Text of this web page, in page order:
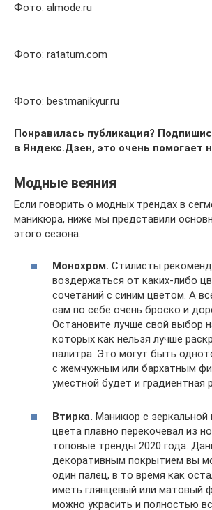
Фото: almode.ru
Фото: ratatum.com
Фото: bestmanikyur.ru
Понравилась публикация?
в Яндекс.Дзен, это очень помогает
Модные веяния
Если говорить о модных трендах в
маникюра, ниже мы представили
этого сезона.
Монохром. Стилисты
воздержаться от каких-либо
сочетаний с синим цветом. А
сам по себе очень броско и
Остановите лучше свой выбор
которых как нельзя лучше
палитра. Это могут быть
с жемчужным или бархатным
уместной будет и градиентная
Втирка. Маникюр с зеркальной
цвета плавно перекочевал из
топовые тренды 2020 года.
декоративным покрытием вы
один палец, в то время как
иметь глянцевый или матовый
можно украсить и полностью